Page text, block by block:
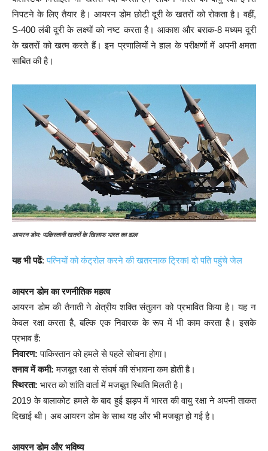
निपटने के लिए तैयार है। आयरन डोम छोटी दूरी के खतरों को रोकता है। वहीं,
S-400 लंबी दूरी के लक्ष्यों को नष्ट करता है। आकाश और बराक-8 मध्यम दूरी
के खतरों को खत्म करते हैं। इन प्रणालियों ने हाल के परीक्षणों में अपनी क्षमता
साबित की है।
आयरन डोम: पाकिस्तानी खतरों के खिलाफ भारत का ढाल
यह भी पढें:पत्नियों को कंट्रोल करने की खतरनाक ट्रिक! दो पति पहुंचे जेल
आयरन डोम का रणनीतिक महत्व
आयरन डोम की तैनाती ने क्षेत्रीय शक्ति संतुलन को प्रभावित किया है। यह न
केवल रक्षा करता है, बल्कि एक निवारक के रूप में भी काम करता है। इसके
प्रभाव हैं:
निवारण: पाकिस्तान को हमले से पहले सोचना होगा।
तनाव में कमी: मजबूत रक्षा से संघर्ष की संभावना कम होती है।
स्थिरता: भारत को शांति वार्ता में मजबूत स्थिति मिलती है।
2019 के बालाकोट हमले के बाद हुई झड़प में भारत की वायु रक्षा ने अपनी ताकत
दिखाई थी। अब आयरन डोम के साथ यह और भी मजबूत हो गई है।
आयरन डोम और भविष्य